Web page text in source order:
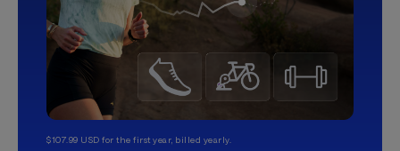
$107.99 USD for the first year, billed yearly.